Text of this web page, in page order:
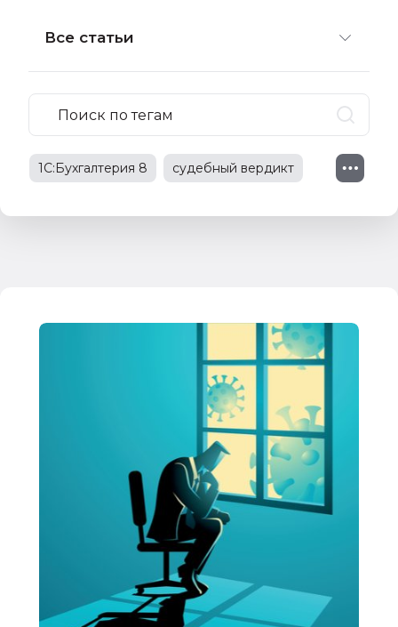
Все статьи
1С:Бухгалтерия 8 судебный вердикт
НДС